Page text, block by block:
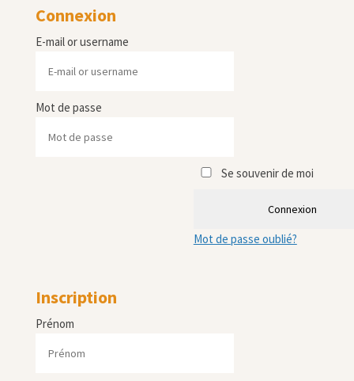
Connexion
E-mail or username
Mot de passe
Se souvenir de moi
Connexion
Mot de passe oublié?
Inscription
Prénom